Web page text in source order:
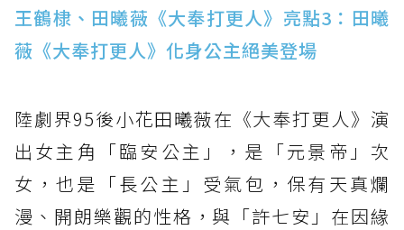
王鶴棣、田曦薇《大奉打更人》亮點3：田曦
薇《大奉打更人》化身公主絕美登場
陸劇界95後小花田曦薇在《大奉打更人》演
出女主角「臨安公主」，是「元景帝」次
女，也是「長公主」受氣包，保有天真爛
漫、開朗樂觀的性格，與「許七安」在因緣